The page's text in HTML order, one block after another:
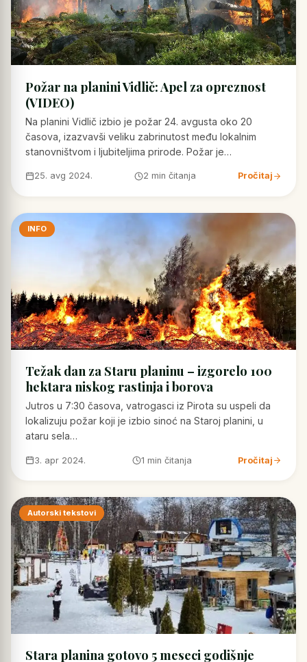
Požar na planini Vidlič: Apel za opreznost
(VIDEO)
Na planini Vidlič izbio je požar 24. avgusta oko 20
časova, izazvavši veliku zabrinutost među lokalnim
stanovništvom i ljubiteljima prirode. Požar je…
25. avg 2024. 2 min čitanja Pročitaj
INFO
Težak dan za Staru planinu – izgorelo 100
hektara niskog rastinja i borova
Jutros u 7:30 časova, vatrogasci iz Pirota su uspeli da
lokalizuju požar koji je izbio sinoć na Staroj planini, u
ataru sela…
3. apr 2024. 1 min čitanja Pročitaj
Autorski tekstovi
Stara planina gotovo 5 meseci godišnje